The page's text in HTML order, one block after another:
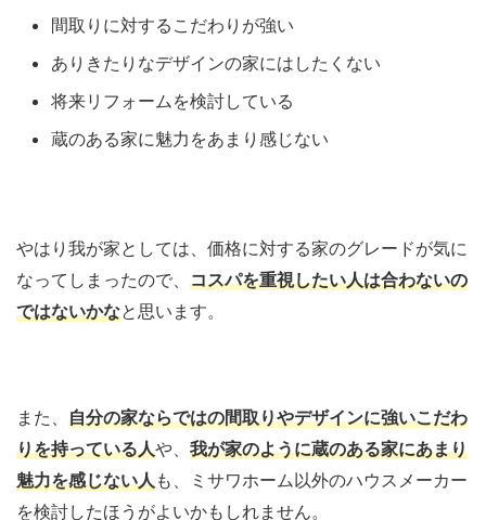
間取りに対するこだわりが強い
ありきたりなデザインの家にはしたくない
将来リフォームを検討している
蔵のある家に魅力をあまり感じない
やはり我が家としては、価格に対する家のグレードが気に
なってしまったので、 コスパを重視したい人は合わないの
ではないかなと思います。
また、 自分の家ならではの間取りやデザインに強いこだわ
りを持っている人や、 我が家のように蔵のある家にあまり
魅力を感じない人も、ミサワホーム以外のハウスメーカー
を検討したほうがよいかもしれません。